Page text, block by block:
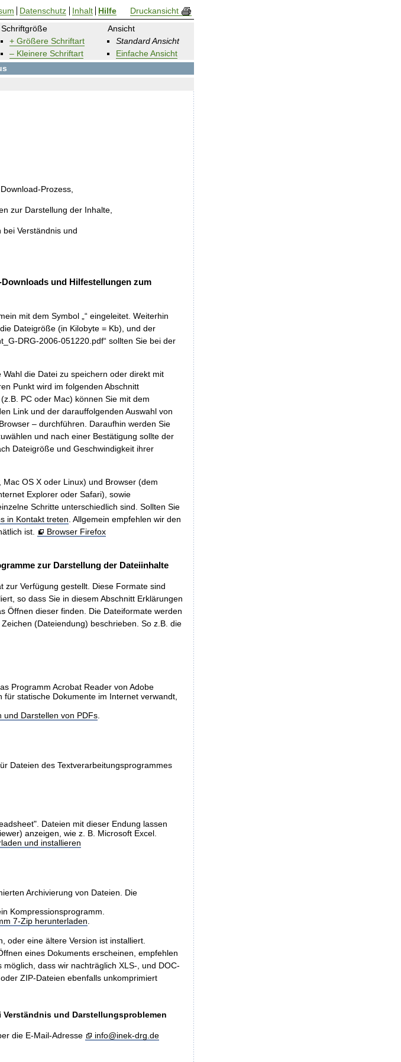
Schriftgröße
+ Größere Schriftart
– Kleinere Schriftart
Ansicht
Standard Ansicht
Einfache Ansicht
Prozess,
zur Darstellung der Inhalte,
Verständnis und
und Hilfestellungen zum
mit dem Symbol „“ eingeleitet. Weiterhin
Dateigröße (in Kilobyte = Kb), und der
DRG-2006-051220.pdf“ sollten Sie bei der
die Datei zu speichern oder direkt mit
Punkt wird im folgenden Abschnitt
PC oder Mac) können Sie mit dem
Link und der darauffolgenden Auswahl von
– durchführen. Daraufhin werden Sie
und nach einer Bestätigung sollte der
Dateigröße und Geschwindigkeit ihrer
OS X oder Linux) und Browser (dem
Explorer oder Safari), sowie
Schritte unterschiedlich sind. Sollten Sie
in Kontakt treten . Allgemein empfehlen wir den
ist.
Browser Firefox
zur Darstellung der Dateiinhalte
zur Verfügung gestellt. Diese Formate sind
so dass Sie in diesem Abschnitt Erklärungen
Öffnen dieser finden. Die Dateiformate werden
(Dateiendung) beschrieben. So z.B. die
Programm Acrobat Reader von Adobe
statische Dokumente im Internet verwandt,
und Darstellen von PDFs.
Dateien des Textverarbeitungsprogrammes
Dateien mit dieser Endung lassen
anzeigen, wie z. B. Microsoft Excel.
und installieren
Archivierung von Dateien. Die
Kompressionsprogramm.
7-Zip herunterladen
oder eine ältere Version ist installiert.
eines Dokuments erscheinen, empfehlen
dass wir nachträglich XLS-, und DOC-
ZIP-Dateien ebenfalls unkomprimiert
und Darstellungsproblemen
die E-Mail-Adresse
info@inek-drg.de
Datenschutz Inhalt Hilfe Druckansicht